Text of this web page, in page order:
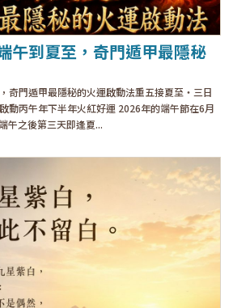
午到夏至，奇門遁甲最隱秘
奇門遁甲最隱秘的火運啟動法重五接夏至・三日
動丙午年下半年火紅好運 2026年的端午節在6月
午之後第三天即逢夏...